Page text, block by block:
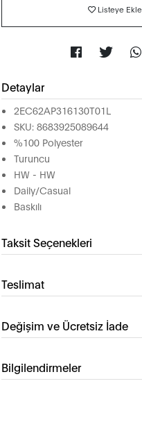
Listeye Ekle
Detaylar
2EC62AP316130T01L
SKU: 8683925089644
%100 Polyester
Turuncu
HW - HW
Daily/Casual
Baskılı
Taksit Seçenekleri
Teslimat
Değişim ve Ücretsiz İade
Bilgilendirmeler